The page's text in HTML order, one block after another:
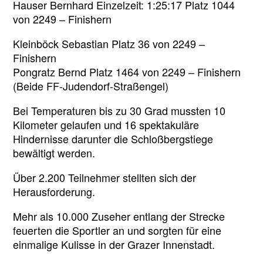
Hauser Bernhard Einzelzeit: 1:25:17 Platz 1044
von 2249 – Finishern
Kleinböck Sebastian Platz 36 von 2249 –
Finishern
Pongratz Bernd Platz 1464 von 2249 – Finishern
(Beide FF-Judendorf-Straßengel)
Bei Temperaturen bis zu 30 Grad mussten 10
Kilometer gelaufen und 16 spektakuläre
Hindernisse darunter die Schloßbergstiege
bewältigt werden.
Über 2.200 Teilnehmer stellten sich der
Herausforderung.
Mehr als 10.000 Zuseher entlang der Strecke
feuerten die Sportler an und sorgten für eine
einmalige Kulisse in der Grazer Innenstadt.